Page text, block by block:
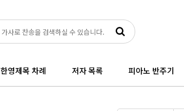
한영제목 차례 저자 목록 피아노 반주기